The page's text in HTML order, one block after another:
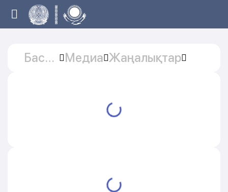
Басты
Медиа Жаңалықтар